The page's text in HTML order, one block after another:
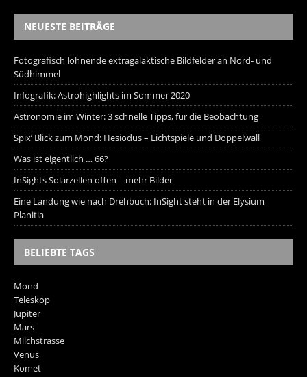
NEUESTE BEITRÄGE
Fotografisch lohnende extragalaktische Bildfelder an Nord- und
Südhimmel
Infografik: Astrohighlights im Sommer 2020
Astronomie im Winter: 3 schnelle Tipps, für die Beobachtung
Spix‘ Blick zum Mond: Hesiodus – Lichtspiele und Doppelwall
Was ist eigentlich … 66?
InSights Solarzellen offen – mehr Bilder
Eine Landung wie nach Drehbuch: InSight steht in der Elysium
Planitia
BELIEBTE TAGS
Mond
Teleskop
Jupiter
Mars
Milchstrasse
Venus
Komet